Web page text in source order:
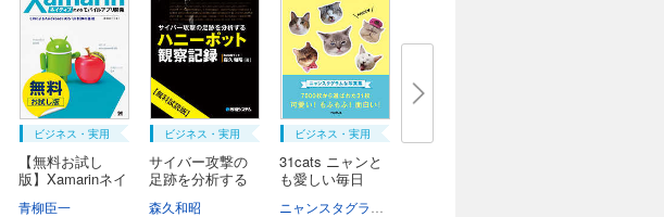
ビジネス・実用
【無料お試し
版】Xamarinネイ
青柳臣一
ビジネス・実用
サイバー攻撃の
足跡を分析する
森久和昭
ビジネス・実用
31cats ニャンと
も愛しい毎日